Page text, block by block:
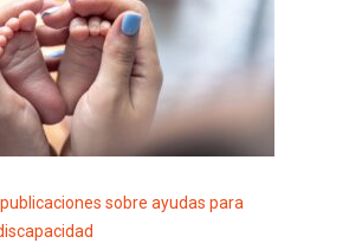
sobre ayudas para